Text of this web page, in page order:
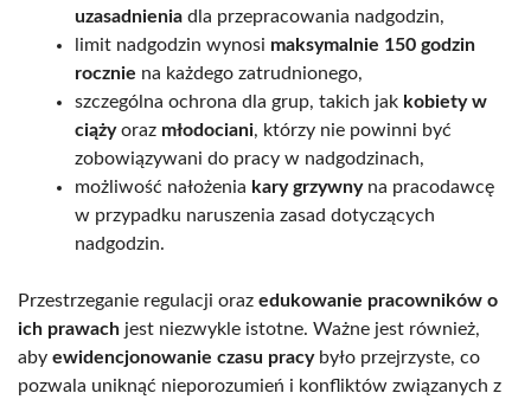
uzasadnienia dla przepracowania nadgodzin,
limit nadgodzin wynosi maksymalnie 150 godzin
rocznie na każdego zatrudnionego,
szczególna ochrona dla grup, takich jak kobiety w
ciążyoraz młodociani, którzy nie powinni być
zobowiązywani do pracy w nadgodzinach,
możliwość nałożenia kary grzywnyna pracodawcę
w przypadku naruszenia zasad dotyczących
nadgodzin.
Przestrzeganie regulacji oraz edukowanie pracowników o
ich prawach jest niezwykle istotne. Ważne jest również,
aby ewidencjonowanie czasu pracybyło przejrzyste, co
pozwala uniknąć nieporozumień i konfliktów związanych z